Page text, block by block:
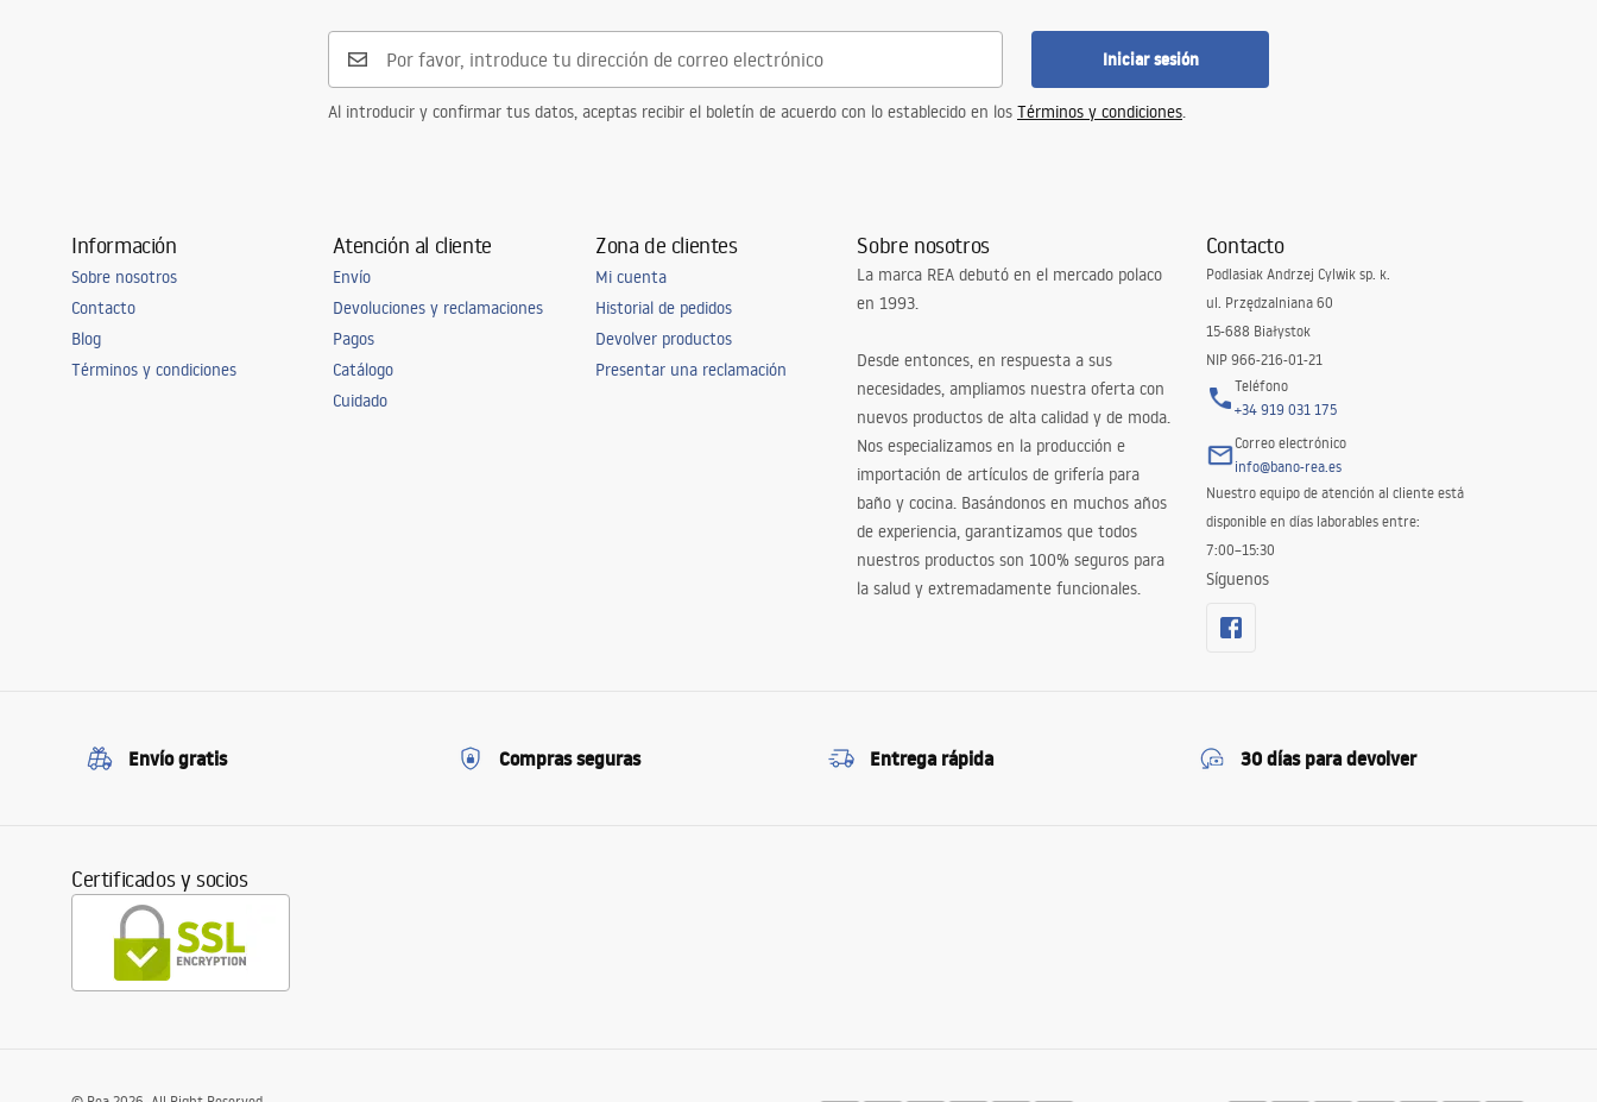
Iniciar sesión
Al introducir y confirmar tus datos, aceptas recibir el boletín de acuerdo con lo establecido en los Términos y condiciones.
Información
Sobre nosotros
Contacto
Blog
Términos y condiciones
Atención al cliente
Envío
Devoluciones y reclamaciones
Pagos
Catálogo
Cuidado
Zona de clientes
Mi cuenta
Historial de pedidos
Devolver productos
Presentar una reclamación
Sobre nosotros
La marca REA debutó en el mercado polaco
en 1993.
Desde entonces, en respuesta a sus
necesidades, ampliamos nuestra oferta con
nuevos productos de alta calidad y de moda.
Nos especializamos en la producción e
importación de artículos de grifería para
baño y cocina. Basándonos en muchos años
de experiencia, garantizamos que todos
nuestros productos son 100% seguros para
la salud y extremadamente funcionales.
Contacto
Podlasiak Andrzej Cylwik sp. k.
ul. Przędzalniana 60
15-688 Białystok
NIP 966-216-01-21
Teléfono
+34 919 031 175
Correo electrónico
info@bano-rea.es
Nuestro equipo de atención al cliente está
disponible en días laborables entre:
7:00–15:30
Síguenos
Envío gratis Compras seguras Entrega rápida 30 días para devolver
Certificados y socios